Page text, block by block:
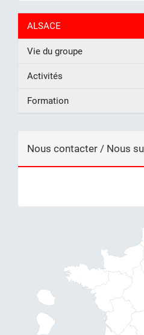
ALSACE
Vie du groupe
Activités
Formation
Nous contacter / Nous